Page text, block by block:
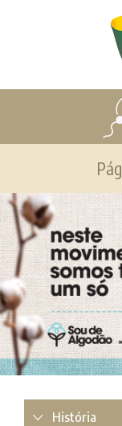
História